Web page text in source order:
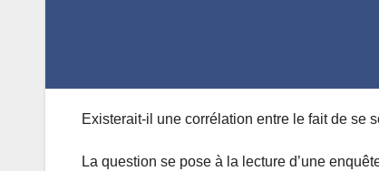
Existerait-il une corrélation entre le fait de se
La question se pose à la lecture d’une